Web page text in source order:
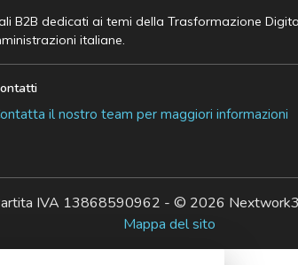
dedicati ai temi della Trasformazione
italiane.
il nostro team per maggiori informazioni
IVA 13868590962 - © 2026
Mappa del sito